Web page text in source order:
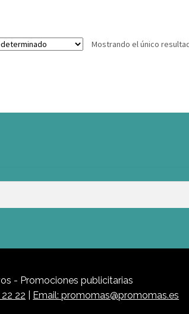
Mostrando el único
- Promociones publicitarias
22 22
Email: promomas@promomas.es